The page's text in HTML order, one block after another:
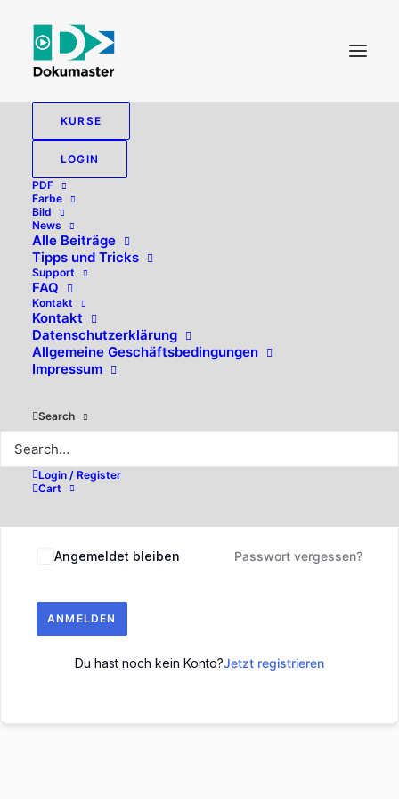
KURSE
LOGIN
PDF
Farbe
Bild
News
Alle Beiträge
Tipps und Tricks
Support
FAQ
Kontakt
Kontakt
Datenschutzerklärung
Allgemeine Geschäftsbedingungen
Impressum
Search
Login / Register
Cart
Hallo, willkommen zurück!
Angemeldet bleiben Passwort vergessen?
ANMELDEN
Du hast noch kein Konto?Jetzt registrieren